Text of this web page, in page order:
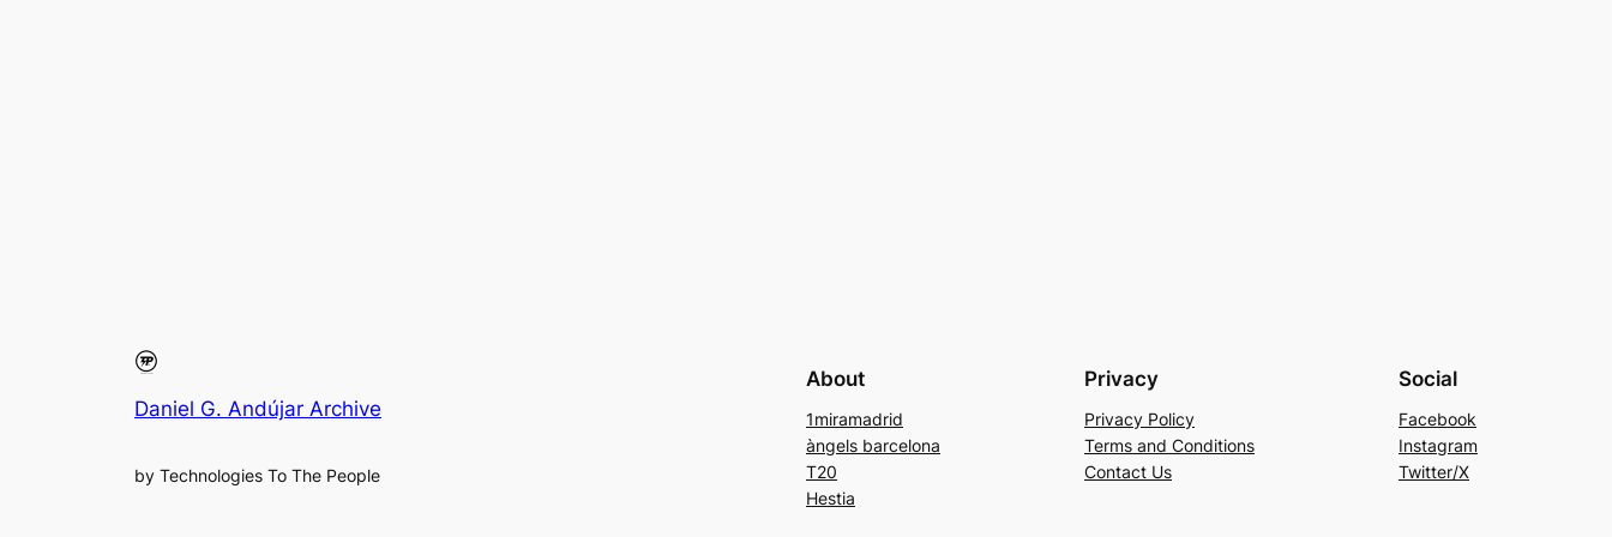
Daniel G. Andújar Archive
by Technologies To The People
About
1miramadrid
àngels barcelona
T20
Hestia
Privacy
Privacy Policy
Terms and Conditions
Contact Us
Social
Facebook
Instagram
Twitter/X